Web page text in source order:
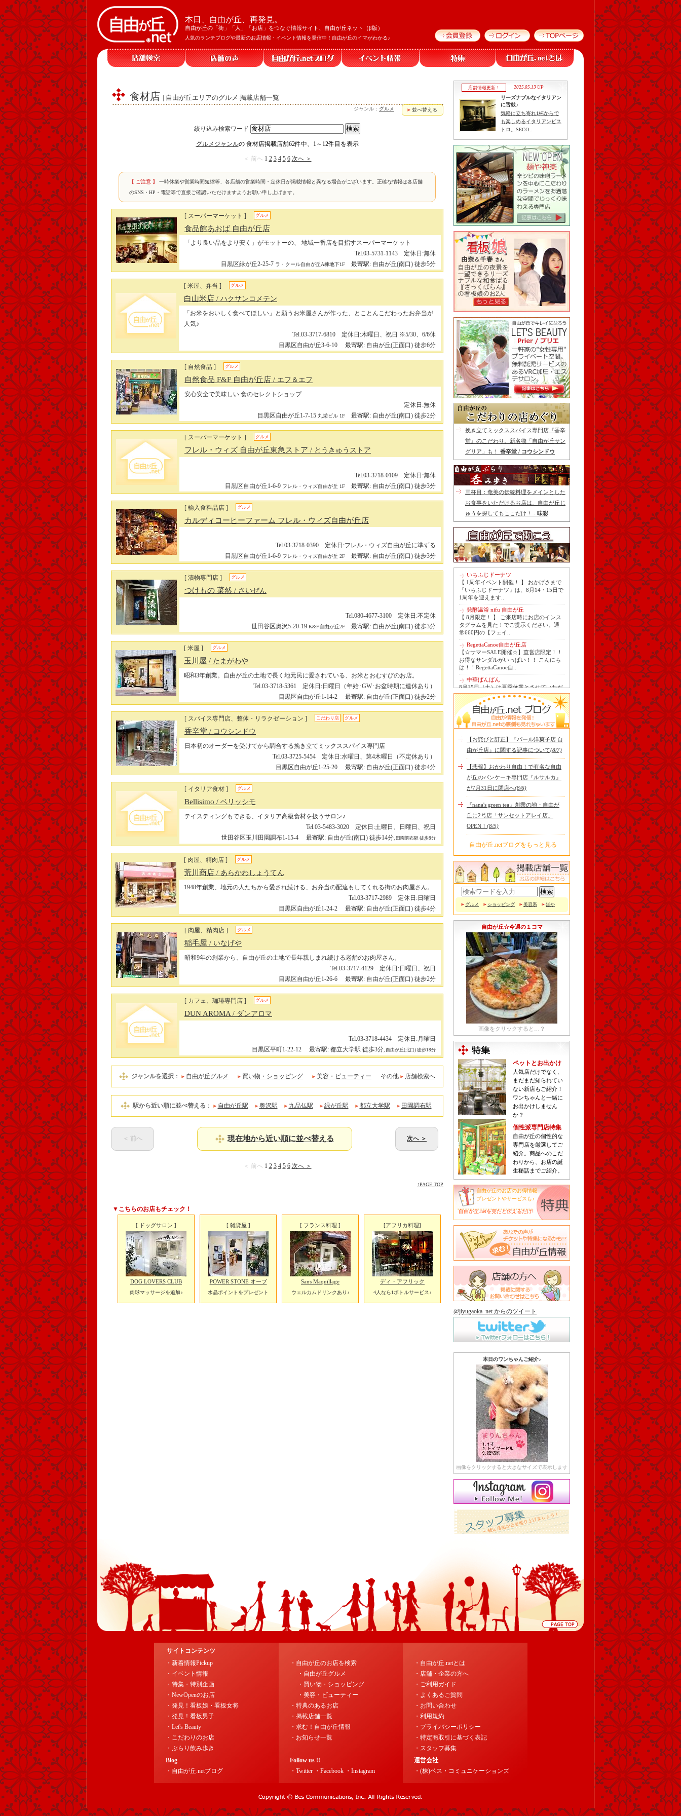
本日、自由が丘、再発見。
自由が丘の「街」「人」「お店」をつなぐ情報サイト、自由が丘ネット（β版）
人気のランチブログや最新のお店情報・イベント情報を発信中！自由が丘のイマがわかる♪
食材店 | 自由が丘エリアのグルメ 掲載店舗一覧
並べ替える
ジャンル： グルメ
絞り込み検索ワード
グルメジャンルの 食材店掲載店舗62件中、1～12件目を表示
＜ 前へ 1 2 3 4 5 6 次へ ＞
【 ご注意 】
一時休業や営業時間短縮等、各店舗の営業時間・定休日が掲載情報と異なる場合がございます。正確な情報は各店舗
のSNS・HP・電話等で直接ご確認いただけますようお願い申し上げます。
[ スーパーマーケット ] グルメ
食品館あおば 自由が丘店
「より良い品をより安く」がモットーの、 地域一番店を目指すスーパーマーケット
Tel.03-5731-1143 定休日:無休
目黒区緑が丘2-25-7 ラ・クール自由が丘A棟地下1F 最寄駅: 自由が丘(南口) 徒歩5分
[ 米屋、弁当 ] グルメ
白山米店 / ハクサンコメテン
「お米をおいしく食べてほしい」と願うお米屋さんが作った、とことんこだわったお弁当が
人気♪
Tel.03-3717-6810 定休日:木曜日、祝日 ※5/30、6/6休
目黒区自由が丘3-6-10
最寄駅: 自由が丘(正面口) 徒歩6分
[ 自然食品 ] グルメ
自然食品 F&F 自由が丘店 / エフ＆エフ
安心安全で美味しい 食のセレクトショップ
定休日:無休
目黒区自由が丘1-7-15 丸栄ビル 1F 最寄駅: 自由が丘(南口) 徒歩2分
[ スーパーマーケット ] グルメ
フレル・ウィズ 自由が丘東急ストア / とうきゅうストア
Tel.03-3718-0109 定休日:無休
目黒区自由が丘1-6-9 フレル・ウィズ自由が丘 1F 最寄駅: 自由が丘(南口) 徒歩3分
[ 輸入食料品店 ] グルメ
カルディコーヒーファーム フレル・ウィズ自由が丘店
Tel.03-3718-0390 定休日:フレル・ウィズ自由が丘に準ずる
目黒区自由が丘1-6-9 フレル・ウィズ自由が丘 2F 最寄駅: 自由が丘(南口) 徒歩3分
[ 漬物専門店 ] グルメ
つけもの 菜然 / さいぜん
Tel.080-4677-3100 定休日:不定休
世田谷区奥沢5-20-19 K&F自由が丘2F 最寄駅: 自由が丘(南口) 徒歩3分
[ 米屋 ] グルメ
玉川屋 / たまがわや
昭和3年創業。自由が丘の土地で長く地元民に愛されている、お米とおむすびのお店。
Tel.03-3718-5361 定休日:日曜日（年始･GW･お盆時期に連休あり）
目黒区自由が丘1-14-2
最寄駅: 自由が丘(正面口) 徒歩2分
[ スパイス専門店、整体・リラクゼーション ] こだわり店 グルメ
香辛堂 / コウシンドウ
日本初のオーダーを受けてから調合する挽き立てミックススパイス専門店
Tel.03-3725-5454 定休日:水曜日、第4木曜日（不定休あり）
目黒区自由が丘1-25-20
最寄駅: 自由が丘(正面口) 徒歩4分
[ イタリア食材 ] グルメ
Bellisimo / ベリッシモ
テイスティングもできる、イタリア高級食材を扱うサロン♪
Tel.03-5483-3020 定休日:土曜日、日曜日、祝日
世田谷区玉川田園調布1-15-4
最寄駅: 自由が丘(南口) 徒歩14分, 田園調布駅 徒歩8分
[ 肉屋、精肉店 ] グルメ
荒川商店 / あらかわしょうてん
1948年創業、地元の人たちから愛され続ける、お弁当の配達もしてくれる街のお肉屋さん。
Tel.03-3717-2989 定休日:日曜日
目黒区自由が丘1-24-2
最寄駅: 自由が丘(正面口) 徒歩4分
[ 肉屋、精肉店 ] グルメ
稲毛屋 / いなげや
昭和9年の創業から、自由が丘の土地で長年親しまれ続ける老舗のお肉屋さん。
Tel.03-3717-4129 定休日:日曜日、祝日
目黒区自由が丘1-26-6
最寄駅: 自由が丘(正面口) 徒歩2分
[ カフェ、珈琲専門店 ] グルメ
DUN AROMA / ダンアロマ
Tel.03-3718-4434 定休日:月曜日
目黒区平町1-22-12
最寄駅: 都立大学駅 徒歩3分, 自由が丘(北口) 徒歩18分
ジャンルを選択 ： 自由が丘グルメ 買い物・ショッピング 美容・ビューティー その他 店舗検索へ
駅から近い順に並べ替える ： 自由が丘駅 奥沢駅 九品仏駅 緑が丘駅 都立大学駅 田園調布駅
＜ 前へ 現在地から近い順に並べ替える 次へ ＞
＜ 前へ 1 2 3 4 5 6 次へ ＞
↑PAGE TOP
▼こちらのお店もチェック！
[ ドッグサロン ]
DOG LOVERS CLUB
肉球マッサージを追加♪
[ 雑貨屋 ]
POWER STONE オーブ
水晶ポイントをプレゼント
[ フランス料理 ]
Sans Maquillage
ウェルカムドリンクあり♪
[アフリカ料理]
ディ・アフリック
4人なら1ボトルサービス♪
店舗情報更新！ 2025.05.13 UP
リーズナブルなイタリアン
に舌鼓♪
気軽に立ち寄れ1杯からで
も楽しめるイタリアンビス
トロ。SECO..
挽き立てミックススパイス専門店『香辛
堂』のこだわり。新名物「自由が丘サン
グリア」も！ 香辛堂 / コウシンドウ
三杯目：奄美の伝統料理をメインとした
お食事をいただけるお店は、自由が丘じ
ゅうを探してもここだけ！ - 味彩
いちふじドーナツ
【 1周年イベント開催！ 】 おかげさまで
『いちふじドーナツ』は、8月14・15日で
1周年を迎えます..
発酵温浴 nifu 自由が丘
【 8月限定！ 】 ご来店時にお店のインス
タグラムを見た！でご提示ください。通
常660円の【フェイ..
RegettaCanoe自由が丘店
【☆サマーSALE開催☆】直営店限定！！
お得なサンダルがいっぱい！！ こんにち
は！！RegettaCanoe自..
中華ばんばん
8月15日（土）は夏季休業とさせていただ
きます。 翌16日（日）は通常通り定休日
ですので、2連休となり..
tomoru
土曜日限定ランチセット(12:00〜15:00)は
じまりました！※数量限定その日のおす
すめサンドイッチ(ルッ..
Le Monde Gourmand
シストロン仔羊の煮込み パニスとリ・ダ
ニョーのパネ フランスの仔羊をトマトと
冷え性改善協会 ICITO
【 よもぎ蒸しやリラクゼーション専門の
エステサロン、リ..
【お詫びと訂正】『パール洋菓子店 自
由が丘店』に関する記事について(8/7)
【悲報】おかわり自由！で有名な自由
が丘のパンケーキ専門店『ルサルカ』
が7月31日に閉店へ(8/6)
『nana's green tea』創業の地・自由が
丘に2号店「サンセットアレイ店」
OPEN！ (8/5)
自由が丘.netブログをもっと見る
グルメ ショッピング 美容系 ほか
自由が丘☆今週の１コマ
画像をクリックすると…？
ペットとお出かけ
人気店だけでなく、
まだまだ知られてい
ない新店もご紹介！
ワンちゃんと一緒に
お出かけしません
か？
個性派専門店特集
自由が丘の個性的な
専門店を厳選してご
紹介。商品へのこだ
わりから、お店の誕
生秘話までご紹介。
自由が丘のお店のお得情報
プレゼントやサービスも♪
自由が丘.netを見たと伝えるだけ!
@jiyugaoka_net からのツイート
本日のワンちゃんご紹介♪
画像をクリックすると大きなサイズで表示します
サイトコンテンツ
・新着情報Pickup
・イベント情報
・特集・特別企画
・NewOpenのお店
・発見！看板娘・看板女将
・発見！看板男子
・Let's Beauty
・こだわりのお店
・ぶらり飲み歩き
Blog
・自由が丘.netブログ
・自由が丘のお店を検索
・自由が丘グルメ
・買い物・ショッピング
・美容・ビューティー
・特典のあるお店
・掲載店舗一覧
・求む！自由が丘情報
・お知らせ一覧
Follow us !!
・Twitter
・Facebook ・Instagram
・自由が丘.netとは
・店舗・企業の方へ
・ご利用ガイド
・よくあるご質問
・お問い合わせ
・利用規約
・プライバシーポリシー
・特定商取引に基づく表記
・スタッフ募集
運営会社
・(株)ベス・コミュニケーションズ